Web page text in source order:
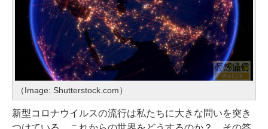
（Image: Shutterstock.com）
新型コロナウイルスの流行は私たちに大きな問いを突き